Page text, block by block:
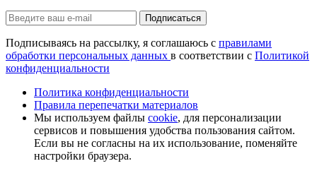
Подписаться
Подписываясь на рассылку, я соглашаюсь с правилами
обработки персональных данных в соответствии с Политикой
конфиденциальности
Политика конфиденциальности
Правила перепечатки материалов
Мы используем файлы cookie, для персонализации
сервисов и повышения удобства пользования сайтом.
Если вы не согласны на их использование, поменяйте
настройки браузера.